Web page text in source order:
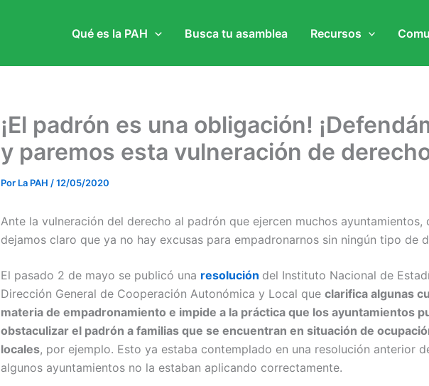
Qué es la PAH Busca tu asamblea Recursos
¡El padrón es una obligación!
y paremos esta vulneración de
Por La PAH /12/05/2020
Ante la vulneración del derecho al padrón que ejercen muchos ayuntamientos,
dejamos claro que ya no hay excusas para empadronarnos sin ningún tipo de
El pasado 2 de mayo se publicó una resolución del Instituto Nacional de
Dirección General de Cooperación Autonómica y Local que clarifica algunas
materia de empadronamiento e impide a la práctica que los ayuntamientos
obstaculizar el padrón a familias que se encuentran en situación de
locales, por ejemplo. Esto ya estaba contemplado en una resolución anterior
algunos ayuntamientos no la estaban aplicando correctamente.